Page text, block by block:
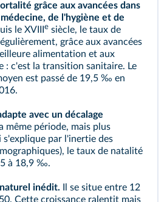
grâce aux avancées dans
médecine, de l'hygiène et de
le XVIII e siècle, le taux de
grâce aux avancées
alimentation et aux
: c'est la transition sanitaire. Le
est passé de 19,5 ‰ en
avec un décalage
même période, mais plus
par l'inertie des
le taux de natalité
à 18,9 ‰.
inédit. Il se situe entre 12
Cette croissance ralentit mais